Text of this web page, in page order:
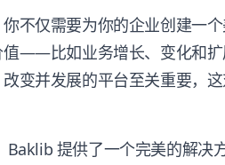
不仅需要为你的企业创建一
值——比如业务增长、变化和
变并发展的平台至关重要，
Baklib 提供了一个完美的解决